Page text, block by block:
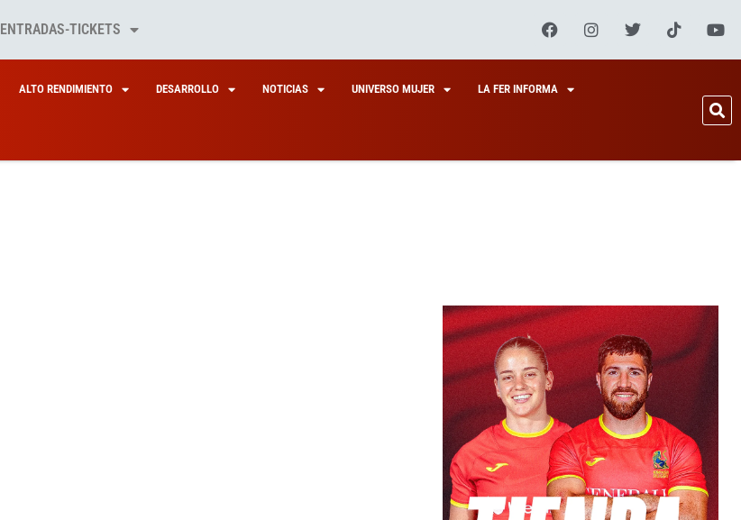
ENTRADAS-TICKETS
ALTO RENDIMIENTO DESARROLLO NOTICIAS UNIVERSO MUJER LA FER INFORMA